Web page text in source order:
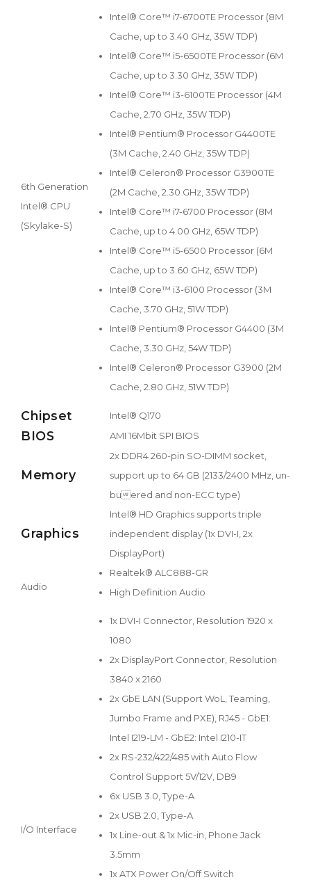
6th Generation
Intel® CPU
(Skylake-S)
Intel® Core™ i7-6700TE Processor (8M
Cache, up to 3.40 GHz, 35W TDP)
Intel® Core™ i5-6500TE Processor (6M
Cache, up to 3.30 GHz, 35W TDP)
Intel® Core™ i3-6100TE Processor (4M
Cache, 2.70 GHz, 35W TDP)
Intel® Pentium® Processor G4400TE
(3M Cache, 2.40 GHz, 35W TDP)
Intel® Celeron® Processor G3900TE
(2M Cache, 2.30 GHz, 35W TDP)
Intel® Core™ i7-6700 Processor (8M
Cache, up to 4.00 GHz, 65W TDP)
Intel® Core™ i5-6500 Processor (6M
Cache, up to 3.60 GHz, 65W TDP)
Intel® Core™ i3-6100 Processor (3M
Cache, 3.70 GHz, 51W TDP)
Intel® Pentium® Processor G4400 (3M
Cache, 3.30 GHz, 54W TDP)
Intel® Celeron® Processor G3900 (2M
Cache, 2.80 GHz, 51W TDP)
Chipset Intel® Q170
BIOS AMI 16Mbit SPI BIOS
Memory
2x DDR4 260-pin SO-DIMM socket,
support up to 64 GB (2133/2400 MHz, un-
buered and non-ECC type)
Graphics
Intel® HD Graphics supports triple
independent display (1x DVI-I, 2x
DisplayPort)
Audio
Realtek® ALC888-GR
High Definition Audio
I/O Interface
1x DVI-I Connector, Resolution 1920 x
1080
2x DisplayPort Connector, Resolution
3840 x 2160
2x GbE LAN (Support WoL, Teaming,
Jumbo Frame and PXE), RJ45 - GbE1:
Intel I219-LM - GbE2: Intel I210-IT
2x RS-232/422/485 with Auto Flow
Control Support 5V/12V, DB9
6x USB 3.0, Type-A
2x USB 2.0, Type-A
1x Line-out & 1x Mic-in, Phone Jack
3.5mm
1x ATX Power On/Off Switch